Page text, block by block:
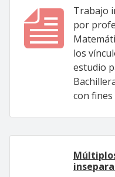
Trabajo
por
los
estudio
con fines